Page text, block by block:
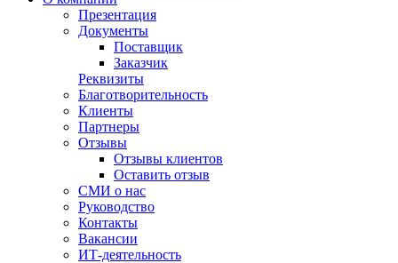
Презентация
Документы
Поставщик
Заказчик
Реквизиты
Благотворительность
Клиенты
Партнеры
Отзывы
Отзывы клиентов
Оставить отзыв
СМИ о нас
Руководство
Контакты
Вакансии
ИТ-деятельность